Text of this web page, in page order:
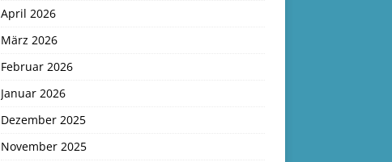
April 2026
März 2026
Februar 2026
Januar 2026
Dezember 2025
November 2025